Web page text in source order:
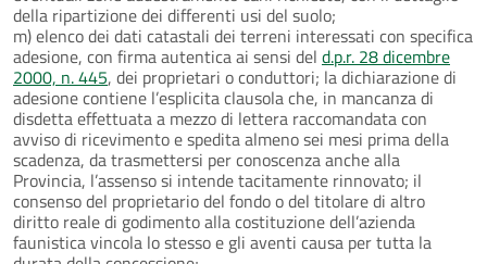
della ripartizione dei differenti usi del suolo;
m) elenco dei dati catastali dei terreni interessati con specifica
adesione, con firma autentica ai sensi del d.p.r. 28 dicembre
2000, n. 445, dei proprietari o conduttori; la dichiarazione di
adesione contiene l’esplicita clausola che, in mancanza di
disdetta effettuata a mezzo di lettera raccomandata con
avviso di ricevimento e spedita almeno sei mesi prima della
scadenza, da trasmettersi per conoscenza anche alla
Provincia, l’assenso si intende tacitamente rinnovato; il
consenso del proprietario del fondo o del titolare di altro
diritto reale di godimento alla costituzione dell’azienda
faunistica vincola lo stesso e gli aventi causa per tutta la